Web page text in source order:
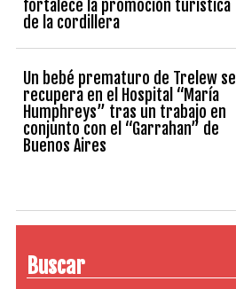
fortalece la promoción turística
de la cordillera
Un bebé prematuro de Trelew se
recupera en el Hospital “María
Humphreys” tras un trabajo en
conjunto con el “Garrahan” de
Buenos Aires
Buscar